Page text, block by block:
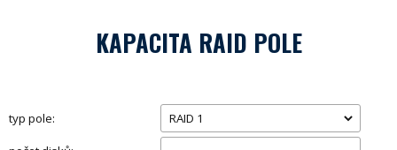
KAPACITA RAID POLE
typ pole: